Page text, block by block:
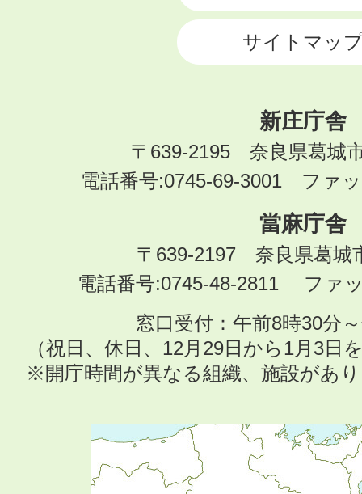
サイトマッ
新庄庁舎
〒639-2195 奈良県葛城
電話番号:0745-69-3001 ファ
當麻庁舎
〒639-2197 奈良県葛城
電話番号:0745-48-2811 ファ
窓口受付：午前8時30分
（祝日、休日、12月29日から1月3日
※開庁時間が異なる組織、施設があ